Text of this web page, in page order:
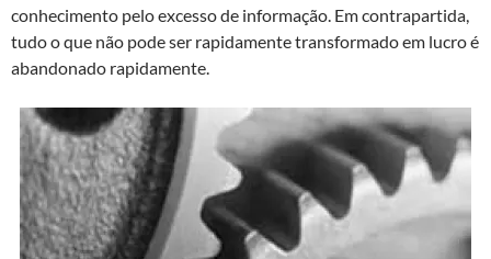
conhecimento pelo excesso de informação. Em contrapartida,
tudo o que não pode ser rapidamente transformado em lucro é
abandonado rapidamente.